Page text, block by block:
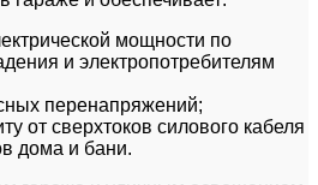
мощности по
и электропотребителям
перенапряжений;
от сверхтоков силового кабеля
дома и бани.